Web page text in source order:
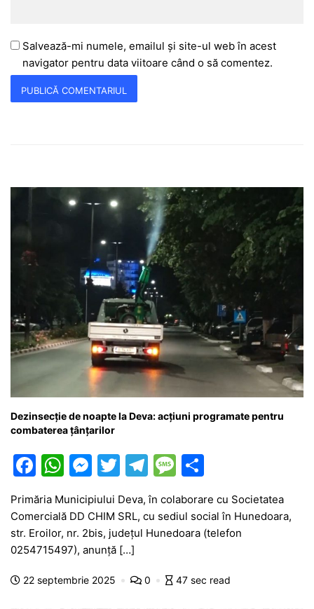
Salvează-mi numele, emailul și site-ul web în acest
navigator pentru data viitoare când o să comentez.
Dezinsecție de noapte la Deva: acțiuni programate pentru
combaterea țânțarilor
F
a
c
e
b
o
W
at
s
A
p
M
e
s
s
e
n
T
itt
er
T
el
e
gr
m
M
s
s
g
ta
je
z
Primăria Municipiului Deva, în colaborare cu Societatea
Comercială DD CHIM SRL, cu sediul social în Hunedoara,
str. Eroilor, nr. 2bis, județul Hunedoara (telefon
0254715497), anunță […]
22 septembrie 2025 0 47 sec read